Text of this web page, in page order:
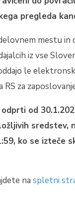
pregleda
mestu in
iz vse
le
RS za
od
sredstev,
ko se izteče
na spletni